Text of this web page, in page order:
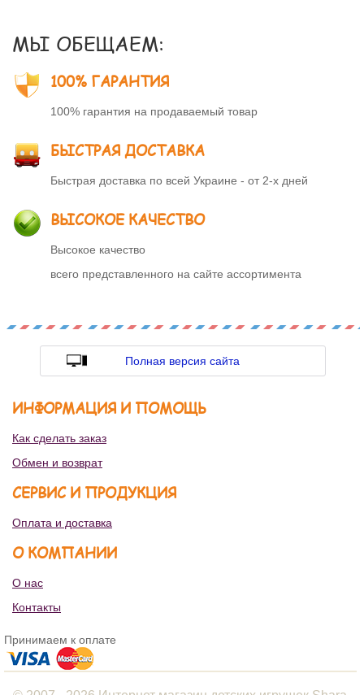
МЫ ОБЕЩАЕМ:
100% ГАРАНТИЯ
100% гарантия на продаваемый товар
БЫСТРАЯ ДОСТАВКА
Быстрая доставка по всей Украине - от 2-х дней
ВЫСОКОЕ КАЧЕСТВО
Высокое качество
всего представленного на сайте ассортимента
Полная версия сайта
ИНФОРМАЦИЯ И ПОМОЩЬ
Как сделать заказ
Обмен и возврат
СЕРВИС И ПРОДУКЦИЯ
Оплата и доставка
О КОМПАНИИ
О нас
Контакты
Принимаем к оплате